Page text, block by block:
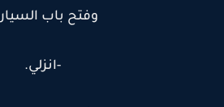
وفتح باب السيارة:
-انزلي.